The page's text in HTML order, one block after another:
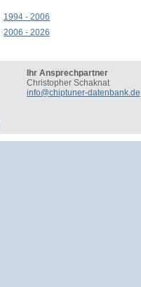
1994 - 2006
2006 - 2026
Ihr Ansprechpartner
Christopher Schaknat
info@chiptuner-datenbank.de